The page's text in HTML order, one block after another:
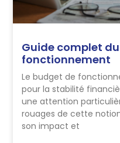
Guide complet
fonctionnement
Le budget de
pour la stabilité
une attention
rouages de cette
son impact et